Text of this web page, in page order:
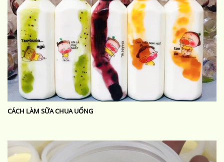
CÁCH LÀM SỮA CHUA UỐNG